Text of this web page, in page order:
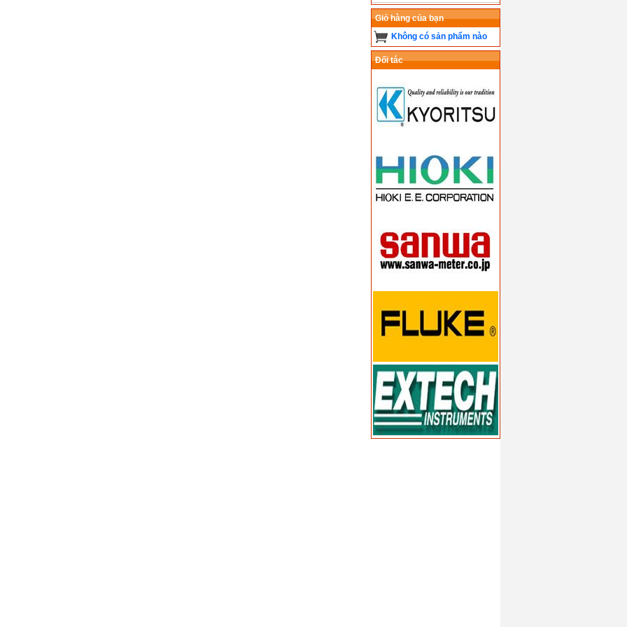
Giỏ hàng của bạn
Không có sản phẩm nào
Đối tác